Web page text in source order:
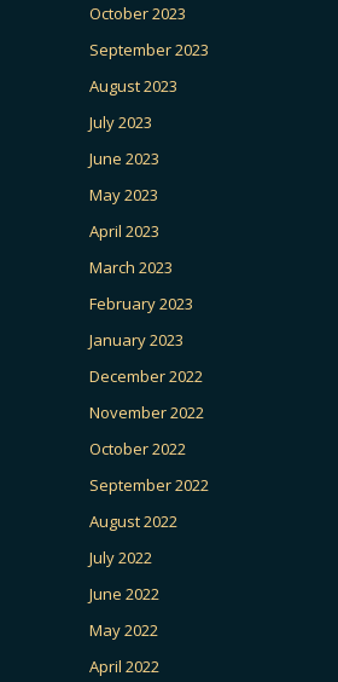
October 2023
September 2023
August 2023
July 2023
June 2023
May 2023
April 2023
March 2023
February 2023
January 2023
December 2022
November 2022
October 2022
September 2022
August 2022
July 2022
June 2022
May 2022
April 2022